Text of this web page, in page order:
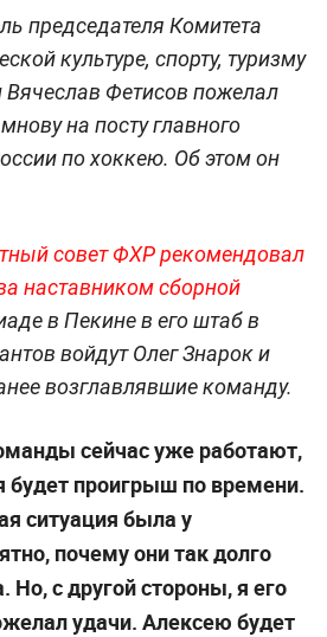
председателя Комитета
культуре, спорту, туризму
Фетисов пожелал
на посту главного
по хоккею. Об этом он
совет ФХР рекомендовал
наставником сборной
в Пекине в его штаб в
войдут Олег Знарок и
возглавлявшие команду.
сейчас уже работают,
будет проигрыш по времени.
ситуация была у
почему они так долго
Но, с другой стороны, я его
удачи. Алексею будет